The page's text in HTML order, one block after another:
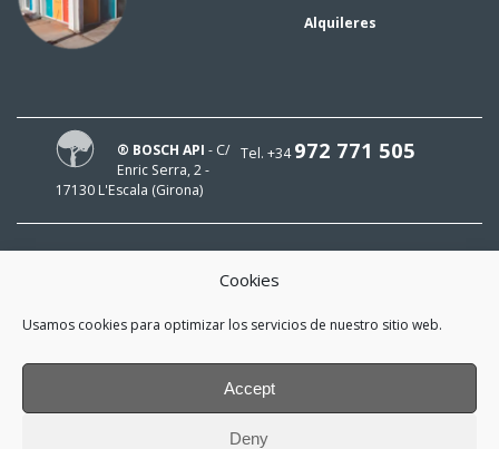
Cookies
Usamos cookies para optimizar los servicios de nuestro sitio web.
Accept
Deny
Alquileres
Tel. +34972 771 505
® BOSCH API - C/
Enric Serra, 2 -
17130 L'Escala (Girona)
¡Mi e-mail es
y me interesa estar al día!
*He leído y acepto lapolítica de